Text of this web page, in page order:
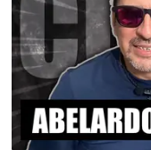
estado y claro
dedica atacar
Marcona.
LA ASPIRANTE.La
partido político
Loayza no está de